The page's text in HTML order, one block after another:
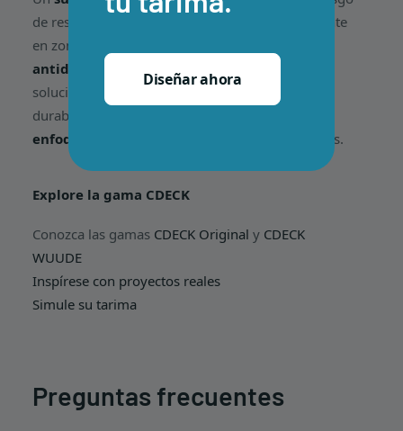
de resbalones y aumenta el confort, especialmente
en zonas húmedas. La
antideslizante CDECKse presenta como la
solución ideal, combinando rendimiento,
durabilidad y bajo mantenimiento, con
enfoque en la seguridad
en espacios exteriores.
Explore la gama CDECK
Conozca las gamas CDECK Original y CDECK
WUUDE
Inspírese con proyectos reales
Simule su tarima
Preguntas frecuentes
Diseñar ahora